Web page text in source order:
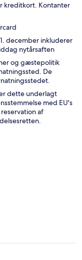
kreditkort. Kontanter
december inkluderer
nytårsaften
og gæstepolitik
De
dette underlagt
med EU's
af